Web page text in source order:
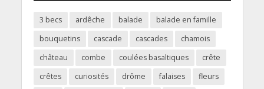
3 becs ardêche balade
balade en famille
bouquetins
cascade cascades
chamois
château
combe coulées basaltiques
crête
crêtes
curiosités drôme falaises
fleurs